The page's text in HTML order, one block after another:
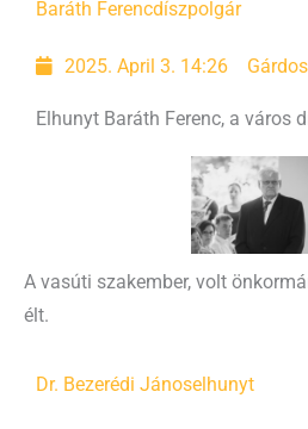
Baráth Ferencdíszpolgár
2025. April 3. 14:26
Elhunyt Baráth Ferenc, a város
A vasúti szakember, volt
élt.
Dr. Bezerédi Jánoselhunyt